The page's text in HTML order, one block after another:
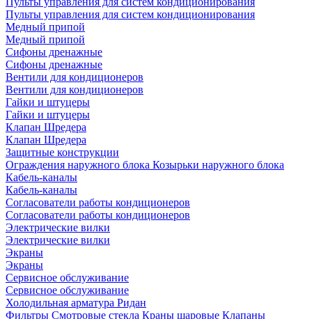
Пульты управления для систем кондиционирования
Медный припой
Медный припой
Сифоны дренажные
Сифоны дренажные
Вентили для кондиционеров
Вентили для кондиционеров
Гайки и штуцеры
Гайки и штуцеры
Клапан Шредера
Клапан Шредера
Защитные конструкции
Ограждения наружного блока Козырьки наружного блока
Кабель-каналы
Кабель-каналы
Согласователи работы кондиционеров
Согласователи работы кондиционеров
Электрические вилки
Электрические вилки
Экраны
Экраны
Сервисное обслуживание
Сервисное обслуживание
Холодильная арматура Ридан
Фильтры Смотровые стекла Краны шаровые Клапаны